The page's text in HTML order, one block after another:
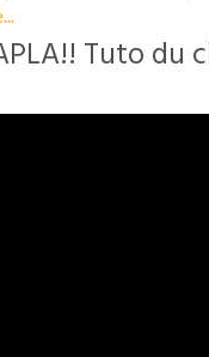
Tuto du